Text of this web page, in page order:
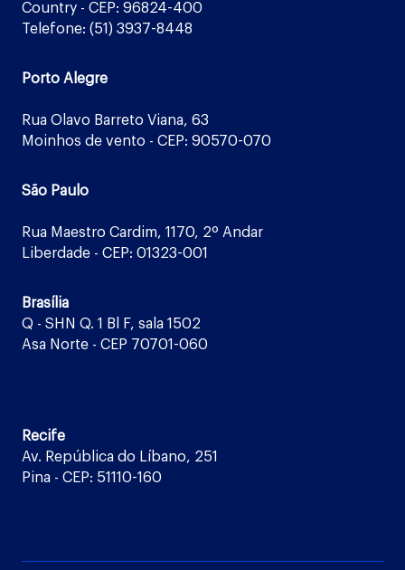
Country - CEP: 96824-400
Telefone: (51) 3937-8448
Porto Alegre
Rua Olavo Barreto Viana, 63
Moinhos de vento - CEP: 90570-070
São Paulo
Rua Maestro Cardim, 1170, 2º Andar
Liberdade - CEP: 01323-001
Brasília
Q - SHN Q. 1 Bl F, sala 1502
Asa Norte - CEP 70701-060
Recife
Av. República do Líbano, 251
Pina - CEP: 51110-160